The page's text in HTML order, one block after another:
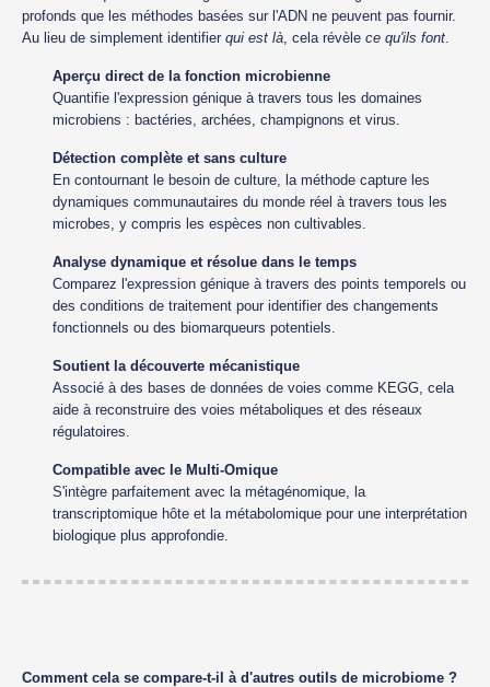
profonds que les méthodes basées sur l'ADN ne peuvent pas fournir.
Au lieu de simplement identifier qui est là, cela révèle ce qu'ils font.
Aperçu direct de la fonction microbienne
Quantifie l'expression génique à travers tous les domaines
microbiens : bactéries, archées, champignons et virus.
Détection complète et sans culture
En contournant le besoin de culture, la méthode capture les
dynamiques communautaires du monde réel à travers tous les
microbes, y compris les espèces non cultivables.
Analyse dynamique et résolue dans le temps
Comparez l'expression génique à travers des points temporels ou
des conditions de traitement pour identifier des changements
fonctionnels ou des biomarqueurs potentiels.
Soutient la découverte mécanistique
Associé à des bases de données de voies comme KEGG, cela
aide à reconstruire des voies métaboliques et des réseaux
régulatoires.
Compatible avec le Multi-Omique
S'intègre parfaitement avec la métagénomique, la
transcriptomique hôte et la métabolomique pour une interprétation
biologique plus approfondie.
Comment cela se compare-t-il à d'autres outils de microbiome ?